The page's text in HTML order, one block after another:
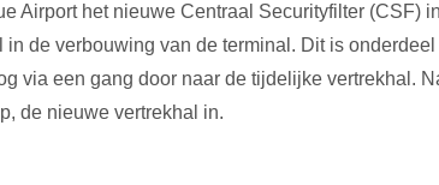
Airport het nieuwe Centraal Securityfilter (CSF)
de verbouwing van de terminal. Dit is
via een gang door naar de tijdelijke vertrekhal.
de nieuwe vertrekhal in.